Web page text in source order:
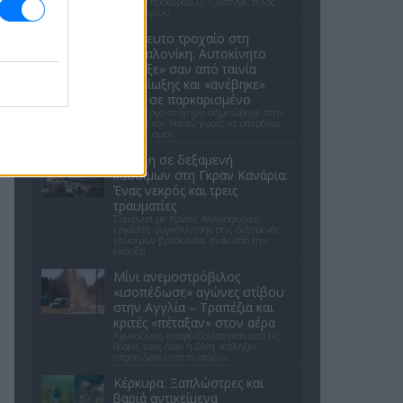
Απίστευτο τροχαίο στη
Θεσσαλονίκη: Αυτοκίνητο
«πέταξε» σαν από ταινία
καταδίωξης και «ανέβηκε»
πάνω σε παρκαρισμένο
Το περίεργο ατύχημα σημειώθηκε στην
περιοχή του Ντεπώ χωρίς να υπάρξουν
τραυματισμοί
Έκρηξη σε δεξαμενή
καυσίμων στη Γκραν Κανάρια:
Ένας νεκρός και τρεις
τραυματίες
Σύμφωνα με πρώτες πληροφορίες,
εργασίες συγκόλλησης στις δεξαμενές
καυσίμων βρίσκονται πίσω από την
έκρηξη
Μίνι ανεμοστρόβιλος
«ισοπέδωσε» αγώνες στίβου
στην Αγγλία – Τραπέζια και
κριτές «πέταξαν» στον αέρα
Αγωνοδίκες εκσφενδονίστηκαν από τις
θέσεις τους όταν η δίνη «έπληξε»
απροειδοποίητα το στάδιο
Κέρκυρα: Ξαπλώστρες και
βαριά αντικείμενα